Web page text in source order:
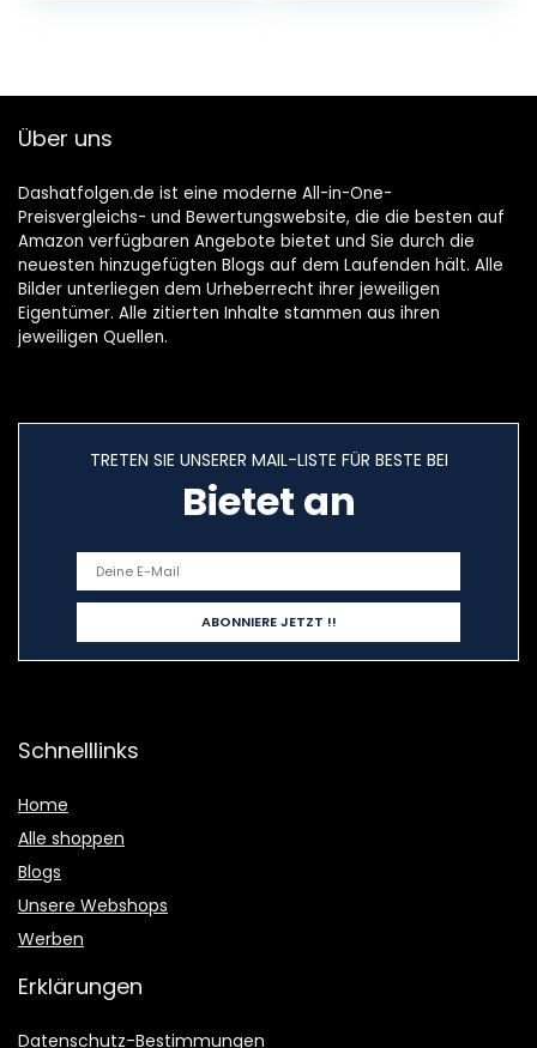
Über uns
Dashatfolgen.de ist eine moderne All-in-One-
Preisvergleichs- und Bewertungswebsite, die die besten auf
Amazon verfügbaren Angebote bietet und Sie durch die
neuesten hinzugefügten Blogs auf dem Laufenden hält. Alle
Bilder unterliegen dem Urheberrecht ihrer jeweiligen
Eigentümer. Alle zitierten Inhalte stammen aus ihren
jeweiligen Quellen.
TRETEN SIE UNSERER MAIL-LISTE FÜR BESTE BEI
Bietet an
Schnelllinks
Home
Alle shoppen
Blogs
Unsere Webshops
Werben
Erklärungen
Datenschutz-Bestimmungen